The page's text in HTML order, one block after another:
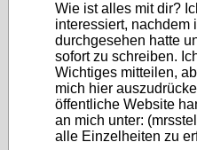
Wie ist alles mit dir?
interessiert, nachdem
durchgesehen hatte
sofort zu schreiben.
Wichtiges mitteilen,
mich hier
öffentliche Website
an mich unter:
alle Einzelheiten zu